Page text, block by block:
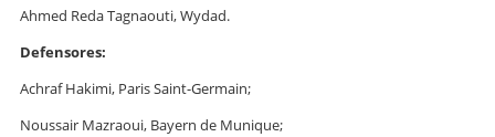
Ahmed Reda Tagnaouti, Wydad.
Defensores:
Achraf Hakimi, Paris Saint-Germain;
Noussair Mazraoui, Bayern de Munique;